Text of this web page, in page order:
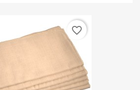
favorite_border